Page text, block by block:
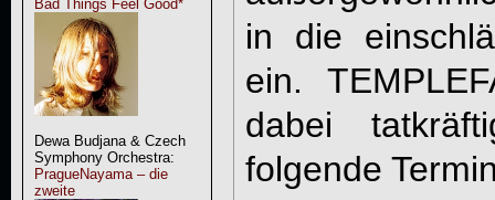
Bad Things Feel Good*
Dewa Budjana & Czech
Symphony Orchestra:
PragueNayama – die
zweite
in die
ein.
dabei
folgende